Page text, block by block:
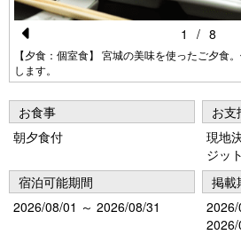
Pr
e
vi
o
s
【夕食：個室食】 宮城の美味を使ったご夕食
します。
1 / 8
お食事
朝夕食付
お支
現地
ジッ
宿泊可能期間
2026/08/01 ～ 2026/08/31
掲載